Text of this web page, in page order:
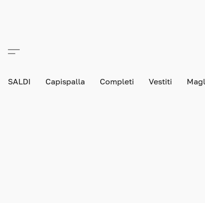
SALDI Capispalla Completi Vestiti